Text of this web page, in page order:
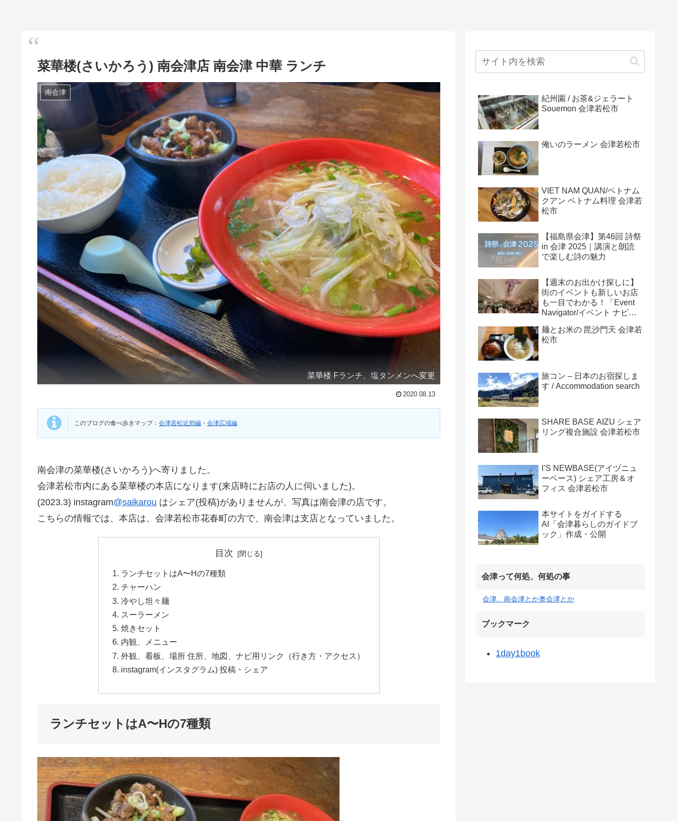
菜華楼(さいかろう) 南会津店 南会津 中華 ランチ
南会津
菜華楼 Fランチ、塩タンメンへ変更
2020.08.13
このブログの食べ歩きマップ： 会津若松近郊編 ・ 会津広域編
南会津の菜華楼(さいかろう)へ寄りました。
会津若松市内にある菜華楼の本店になります(来店時にお店の人に伺いました)。
(2023.3) instagram@saikarou はシェア(投稿)がありませんが、写真は南会津の店です。
こちらの情報では、本店は、会津若松市花春町の方で、南会津は支店となっていました。
目次
ランチセットはA〜Hの7種類
チャーハン
冷やし坦々麺
スーラーメン
焼きセット
内観、メニュー
外観、看板、場所 住所、地図、ナビ用リンク（行き方・アクセス）
instagram(インスタグラム) 投稿・シェア
ランチセットはA〜Hの7種類
紀州園 / お茶&ジェラート
Souemon 会津若松市
俺いのラーメン 会津若松市
VIET NAM QUAN/ベトナム
クアン ベトナム料理 会津若
松市
【福島県会津】第46回 詩祭
in 会津 2025｜講演と朗読
で楽しむ詩の魅力
【週末のお出かけ探しに】
街のイベントも新しいお店
も一目でわかる！「Event
Navigator/イベント ナビゲ
麺とお米の 毘沙門天 会津若
松市
旅コン – 日本のお宿探しま
す / Accommodation search
SHARE BASE AIZU シェア
リング複合施設 会津若松市
I’S NEWBASE(アイヅニュ
ーベース) シェア工房＆オ
フィス 会津若松市
本サイトをガイドする
AI「会津暮らしのガイドブ
ック」作成・公開
会津って何処、何処の事
会津、南会津とか奥会津とか
ブックマーク
1day1book